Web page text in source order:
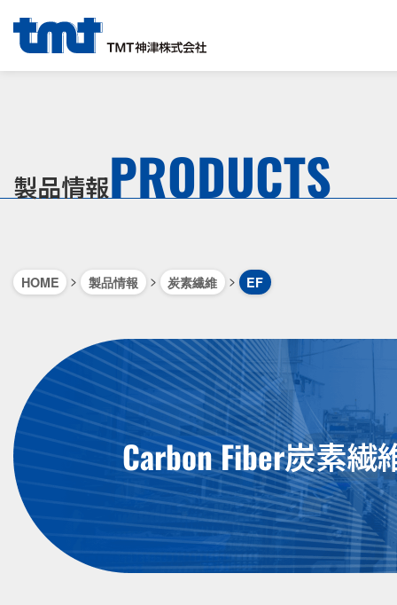
製品情報PRODUCTS
HOME > 製品情報 > 炭素繊維 > EF
Carbon Fiber炭素繊